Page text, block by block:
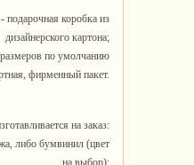
коробка из
дизайнерского картона;
по умолчанию
фирменный пакет.
на заказ:
либо бумвинил (цвет
на выбор);